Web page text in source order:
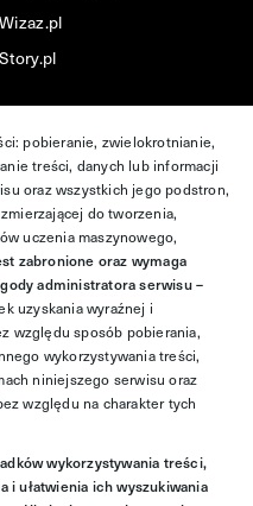
Wizaz.pl
Story.pl
pobieranie, zwielokrotnianie,
treści, danych lub informacji
oraz wszystkich jego podstron,
do tworzenia,
uczenia maszynowego,
zabronione oraz wymaga
administratora serwisu –
uzyskania wyraźnej i
względu sposób pobierania,
wykorzystywania treści,
niniejszego serwisu oraz
względu na charakter tych
wykorzystywania treści,
ułatwienia ich wyszukiwania